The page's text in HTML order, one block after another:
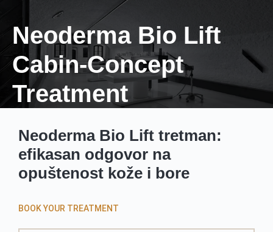
n
Neoderma Bio Lift
Cabin-Concept
Treatment
Neoderma Bio Lift tretman:
efikasan odgovor na
opuštenost kože i bore
BOOK YOUR TREATMENT